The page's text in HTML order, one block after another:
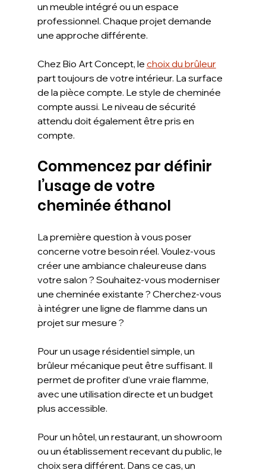
un meuble intégré ou un espace
professionnel. Chaque projet demande
une approche différente.
Chez Bio Art Concept, le choix du brûleur
part toujours de votre intérieur. La surface
de la pièce compte. Le style de cheminée
compte aussi. Le niveau de sécurité
attendu doit également être pris en
compte.
Commencez par définir
l’usage de votre
cheminée éthanol
La première question à vous poser
concerne votre besoin réel. Voulez-vous
créer une ambiance chaleureuse dans
votre salon ? Souhaitez-vous moderniser
une cheminée existante ? Cherchez-vous
à intégrer une ligne de flamme dans un
projet sur mesure ?
Pour un usage résidentiel simple, un
brûleur mécanique peut être suffisant. Il
permet de profiter d’une vraie flamme,
avec une utilisation directe et un budget
plus accessible.
Pour un hôtel, un restaurant, un showroom
ou un établissement recevant du public, le
choix sera différent. Dans ce cas, un